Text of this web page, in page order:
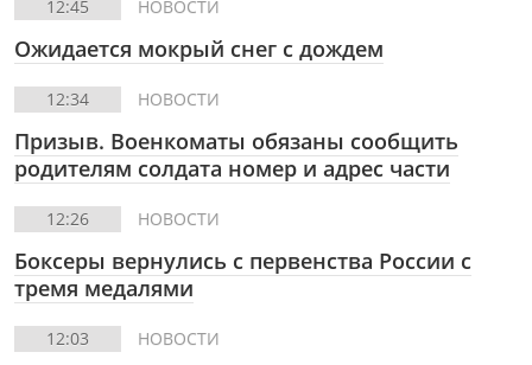
12:45 НОВОСТИ
Ожидается мокрый снег с дождем
12:34 НОВОСТИ
Призыв. Военкоматы обязаны сообщить
родителям солдата номер и адрес части
12:26 НОВОСТИ
Боксеры вернулись с первенства России с
тремя медалями
12:03 НОВОСТИ